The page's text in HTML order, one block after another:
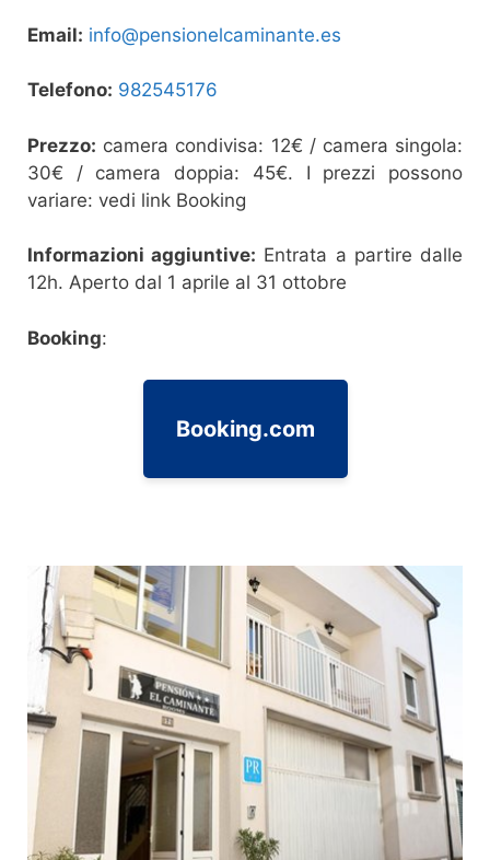
Email: info@pensionelcaminante.es
Telefono: 982545176
Prezzo: camera condivisa: 12€ / camera singola:
30€ / camera doppia: 45€. I prezzi possono
variare: vedi link Booking
Informazioni aggiuntive: Entrata a partire dalle
12h. Aperto dal 1 aprile al 31 ottobre
Booking:
Booking.com